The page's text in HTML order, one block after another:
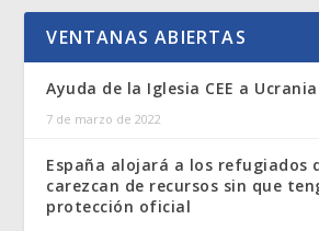
VENTANAS ABIERTAS
Ayuda de la Iglesia CEE a Ucrania
7 de marzo de 2022
España alojará a los refugiados
carezcan de recursos sin que
protección oficial